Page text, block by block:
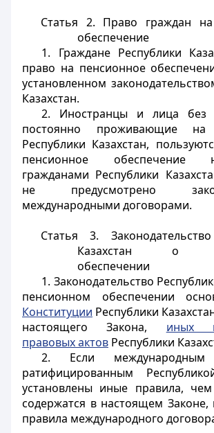
Статья 2. Право граждан
обеспечение
1. Граждане Республики
право на пенсионное
установленном
Казахстан.
2. Иностранцы и лица без
постоянно проживающие на
Республики Казахстан,
пенсионное обеспечение
гражданами Республики
не предусмотрено
международными договорами.
Статья 3.
Казахстан о
обеспечении
1. Законодательство
пенсионном обеспечении
Конституции Республики
настоящего Закона, иных
правовых актов Республики
2. Если международным
ратифицированным
установлены иные правила,
содержатся в настоящем Законе,
правила международного